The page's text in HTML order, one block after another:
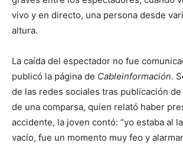
vivo y en directo, una persona desde
altura.
La caída del espectador no fue
publicó la página de Cableinformación.
de las redes sociales tras publicación
de una comparsa, quien relató haber
accidente, la joven contó: “yo estaba al
vacío, fue un momento muy feo y